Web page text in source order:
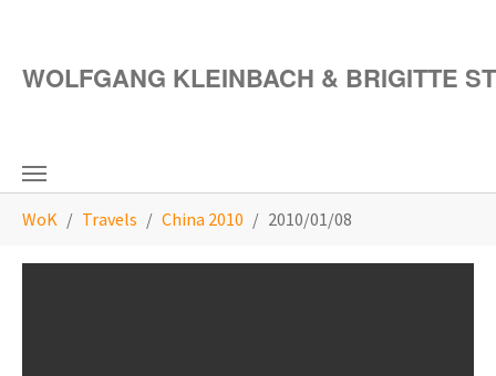
WOLFGANG KLEINBACH & BRIGITTE
WoK Travels China 2010 2010/01/08